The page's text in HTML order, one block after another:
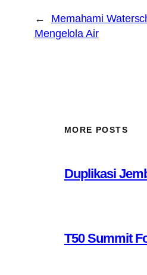
←
Memahami
Mengelola Air
MORE POSTS
Duplikasi
T50 Summit